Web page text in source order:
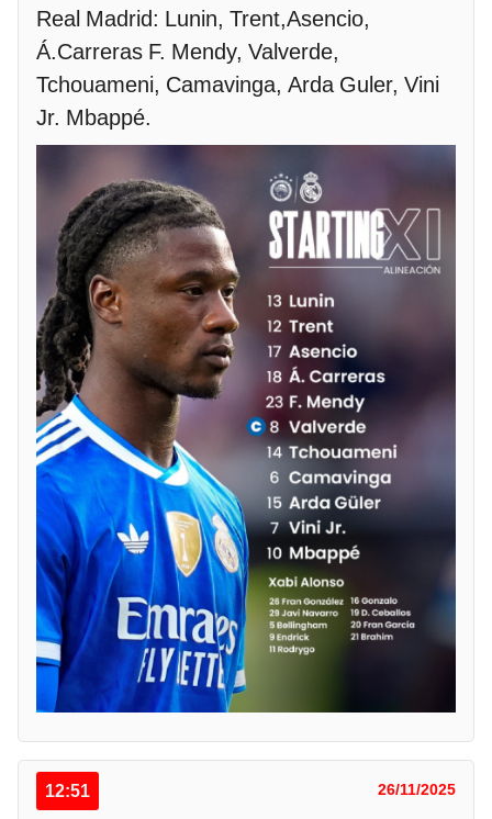
Real Madrid: Lunin, Trent,Asencio,
Á.Carreras F. Mendy, Valverde,
Tchouameni, Camavinga, Arda Guler, Vini
Jr. Mbappé.
12:51 26/11/2025